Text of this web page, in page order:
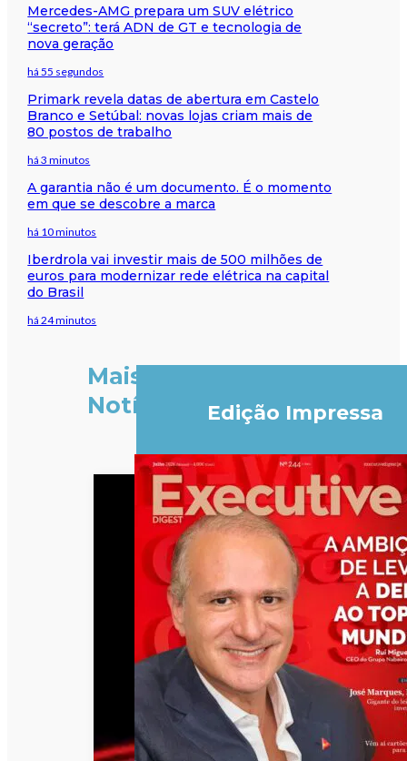
Mercedes-AMG prepara um SUV elétrico
“secreto”: terá ADN de GT e tecnologia de
nova geração
há 55 segundos
Primark revela datas de abertura em Castelo
Branco e Setúbal: novas lojas criam mais de
80 postos de trabalho
há 3 minutos
A garantia não é um documento. É o momento
em que se descobre a marca
há 10 minutos
Iberdrola vai investir mais de 500 milhões de
euros para modernizar rede elétrica na capital
do Brasil
há 24 minutos
Mais
Notícias
Edição Impressa